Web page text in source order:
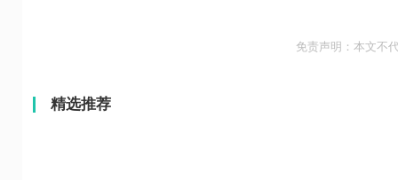
免责声明：本文不
精选推荐